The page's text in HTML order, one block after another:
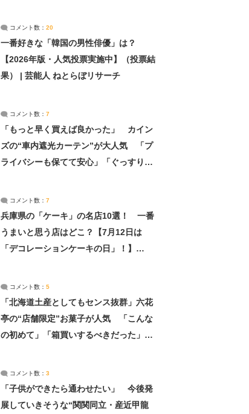
コメント数： 20
一番好きな「韓国の男性俳優」は？
【2026年版・人気投票実施中】（投票結
果） | 芸能人 ねとらぼリサーチ
コメント数： 7
「もっと早く買えば良かった」 カイン
ズの“車内遮光カーテン”が大人気 「プ
ライバシーも保てて安心」「ぐっすり眠
コメント数： 7
兵庫県の「ケーキ」の名店10選！ 一番
うまいと思う店はどこ？【7月12日は
「デコレーションケーキの日」！】
コメント数： 5
「北海道土産としてもセンス抜群」六花
亭の“店舗限定”お菓子が人気 「こんな
の初めて」「箱買いするべきだった」
コメント数： 3
「子供ができたら通わせたい」 今後発
展していきそうな“関関同立・産近甲龍